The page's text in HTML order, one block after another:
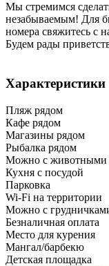
Мы стремимся
незабываемым! Для
номера свяжитесь с
Будем рады
Характеристики
Пляж рядом
Кафе рядом
Магазины рядом
Рыбалка рядом
Можно с животными
Кухня с посудой
Парковка
Wi-Fi на территории
Можно с
Безналичная оплата
Место для курения
Мангал/барбекю
Детская площадка